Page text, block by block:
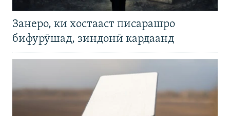
Занеро, ки хостааст писарашро
бифурӯшад, зиндонӣ кардаанд